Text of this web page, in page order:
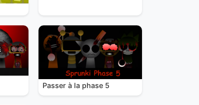
Passer à la phase 5